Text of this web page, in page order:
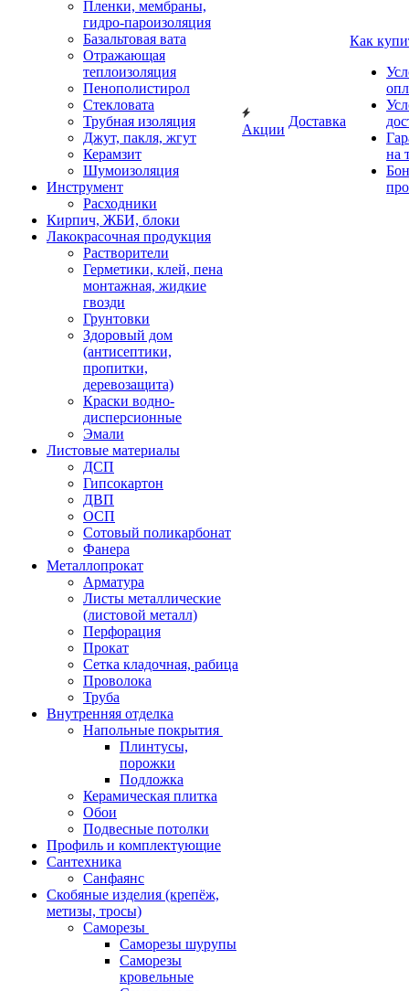
Пленки, мембраны,
гидро-пароизоляция
Базальтовая вата
Отражающая
теплоизоляция
Пенополистирол
Стекловата
Трубная изоляция
Джут, пакля, жгут
Керамзит
Шумоизоляция
Инструмент
Расходники
Кирпич, ЖБИ, блоки
Лакокрасочная продукция
Растворители
Герметики, клей, пена
монтажная, жидкие
гвозди
Грунтовки
Здоровый дом
(антисептики,
пропитки,
деревозащита)
Краски водно-
дисперсионные
Эмали
Листовые материалы
ДСП
Гипсокартон
ДВП
ОСП
Сотовый поликарбонат
Фанера
Металлопрокат
Арматура
Листы металлические
(листовой металл)
Перфорация
Прокат
Сетка кладочная, рабица
Проволока
Труба
Внутренняя отделка
Напольные покрытия
Плинтусы,
порожки
Подложка
Керамическая плитка
Обои
Подвесные потолки
Профиль и комплектующие
Сантехника
Санфаянс
Скобяные изделия (крепёж,
метизы, тросы)
Саморезы
Саморезы шурупы
Саморезы
кровельные
Акции
Доставка
Как
на